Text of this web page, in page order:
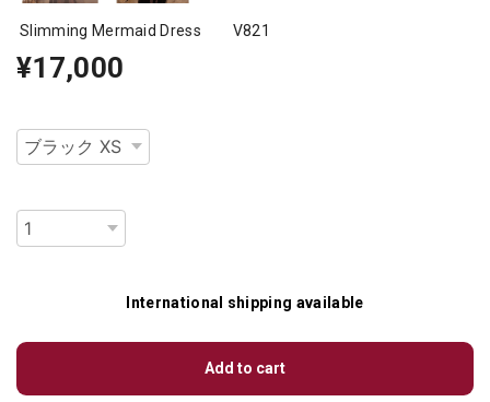
Slimming Mermaid Dress V821
¥17,000
International shipping available
Add to cart